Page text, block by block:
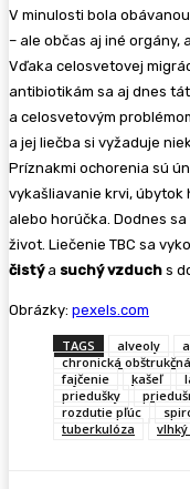
V minulosti bola
– ale občas aj iné orgány,
Vďaka celosvetovej
antibiotikám sa aj dnes
a celosvetovým
a jej liečba si vyžaduje
Príznakmi ochorenia sú
vykašliavanie krvi,
alebo horúčka. Dodnes
život. Liečenie TBC sa
čistýa suchý vzduch s
Obrázky: pexels.com
TAGS alveoly
chronická
fajčenie
kašeľ
priedušky
rozdutie pľúc
tuberkulóza